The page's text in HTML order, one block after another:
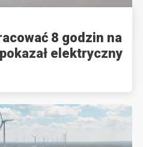
8 godzin na
elektryczny